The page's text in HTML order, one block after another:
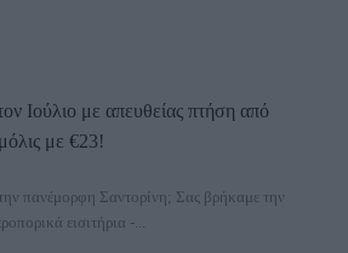
Ιούλιο με απευθείας πτήση από
με €23!
πανέμορφη Σαντορίνη; Σας βρήκαμε την
εισιτήρια -...